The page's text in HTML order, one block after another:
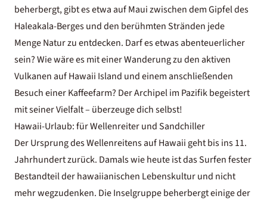
beherbergt, gibt es etwa auf Maui zwischen dem Gipfel des
Haleakala-Berges und den berühmten Stränden jede
Menge Natur zu entdecken. Darf es etwas abenteuerlicher
sein? Wie wäre es mit einer Wanderung zu den aktiven
Vulkanen auf Hawaii Island und einem anschließenden
Besuch einer Kaffeefarm? Der Archipel im Pazifik begeistert
mit seiner Vielfalt – überzeuge dich selbst!
Hawaii-Urlaub: für Wellenreiter und Sandchiller
Der Ursprung des Wellenreitens auf Hawaii geht bis ins 11.
Jahrhundert zurück. Damals wie heute ist das Surfen fester
Bestandteil der hawaiianischen Lebenskultur und nicht
mehr wegzudenken. Die Inselgruppe beherbergt einige der